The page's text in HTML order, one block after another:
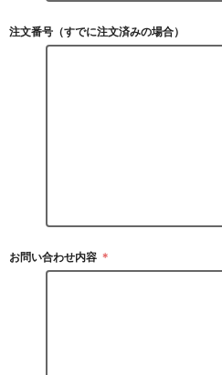
注文番号（すでに注文済みの場合）
お問い合わせ内容 ＊